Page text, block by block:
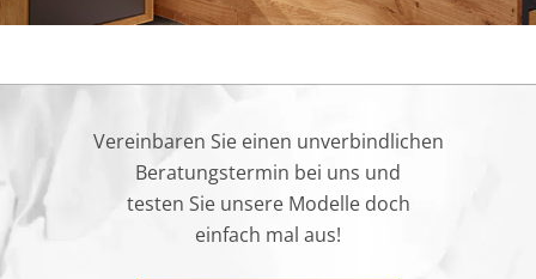
Vereinbaren Sie einen unverbindlichen
Beratungstermin bei uns und
testen Sie unsere Modelle doch
einfach mal aus!